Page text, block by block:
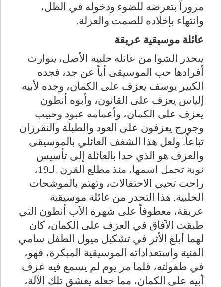
مروراً بتعرضه للضوء ودخوله في الظل،
وانتهاء بإخلاده للصمت والعزلة.
عائلة موسيقية عريقة
يتحدر الشوا من عائلة حلبية الأصل، يتوارث
أفرادها حب الموسيقى أباً عن جد، فجده
الكبير يوسف يعزف على الكمان، وجده لأبيه
إلياس يعزف على القانون، وأبوه أنطون
يعزف على الكمان، وأعمامه عبود وحبيب
وجورج يعزفون على العود والطبلة والنقرزان
تباعاً. ولعل هذا الشغف العائلي بالموسيقى
والعزف هو الذي حدا بالعائلة إلى تأسيس
نوبة تحمل اسمها، منذ مطلع القرن الـ19،
راحت تحيي الاحتفالات، وتهتم بالموشحات
الحلبية. هذا التحدر من عائلة موسيقية
عريقة، معطوفاً على شهرة الأب أنطون التي
طبقت الآفاق في العزف على الكمان، كان
لهما أبلغ الأثر في تشكيل ميول الطفل سامي
الفنية واستعداداته الموسيقية المبكرة، فهو،
في طفولته، قلما مر يوم لم يسمع فيه عزف
أبيه على الكمان، مما جعله يعشق تلك الآلة،